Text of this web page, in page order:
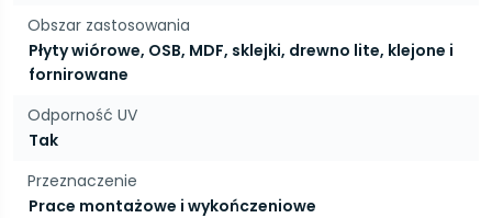
Obszar zastosowania
Płyty wiórowe, OSB, MDF, sklejki, drewno lite, klejone i
fornirowane
Odporność UV
Tak
Przeznaczenie
Prace montażowe i wykończeniowe